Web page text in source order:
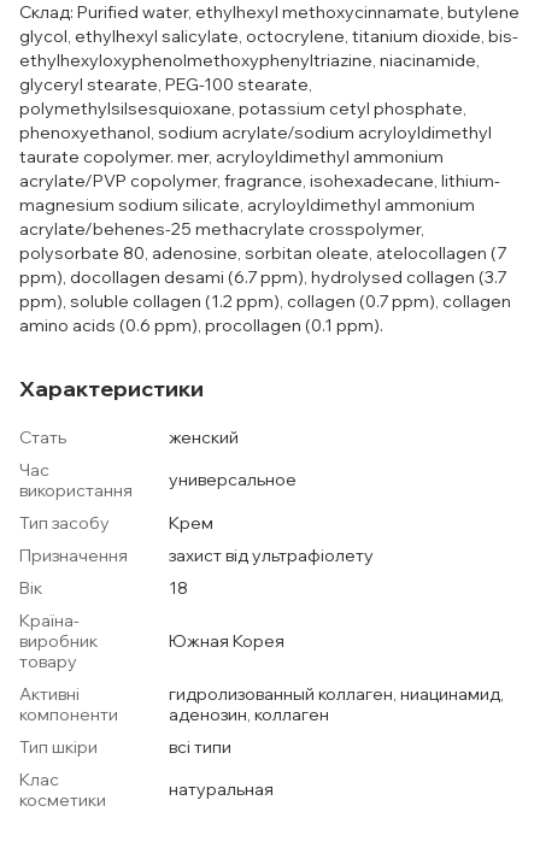
Склад: Purified water, ethylhexyl methoxycinnamate, butylene
glycol, ethylhexyl salicylate, octocrylene, titanium dioxide, bis-
ethylhexyloxyphenolmethoxyphenyltriazine, niacinamide,
glyceryl stearate, PEG-100 stearate,
polymethylsilsesquioxane, potassium cetyl phosphate,
phenoxyethanol, sodium acrylate/sodium acryloyldimethyl
taurate copolymer. mer, acryloyldimethyl ammonium
acrylate/PVP copolymer, fragrance, isohexadecane, lithium-
magnesium sodium silicate, acryloyldimethyl ammonium
acrylate/behenes-25 methacrylate crosspolymer,
polysorbate 80, adenosine, sorbitan oleate, atelocollagen (7
ppm), docollagen desami (6.7 ppm), hydrolysed collagen (3.7
ppm), soluble collagen (1.2 ppm), collagen (0.7 ppm), collagen
amino acids (0.6 ppm), procollagen (0.1 ppm).
Характеристики
Стать
женский
Час
використання
универсальное
Тип засобу
Крем
Призначення
захист від ультрафіолету
Вік
18
Країна-
виробник
товару
Южная Корея
Активні
компоненти
гидролизованный коллаген, ниацинамид,
аденозин, коллаген
Тип шкіри
всі типи
Клас
косметики
натуральная